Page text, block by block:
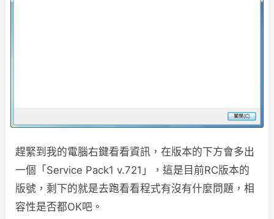
趕緊到我的電腦右鍵看看資訊，在版本的下方會多出
一個「Service Pack1 v.721」，這是目前RC版本的
版號，剩下的就是去跑看看程式有沒有什麼問題，相
容性是否都OK吧。